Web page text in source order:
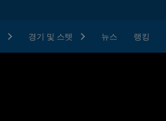
경기 및 스텟 뉴스 랭킹